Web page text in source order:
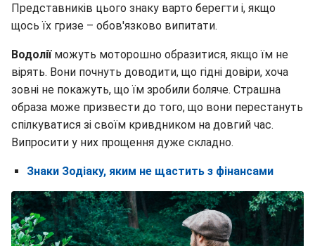
Представників цього знаку варто берегти і, якщо
щось їх гризе – обов'язково випитати.
Водоліїможуть моторошно образитися, якщо їм не
вірять. Вони почнуть доводити, що гідні довіри, хоча
зовні не покажуть, що їм зробили боляче. Страшна
образа може призвести до того, що вони перестануть
спілкуватися зі своїм кривдником на довгий час.
Випросити у них прощення дуже складно.
Знаки Зодіаку, яким не щастить з фінансами